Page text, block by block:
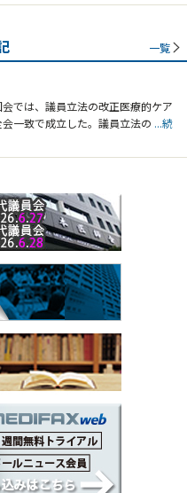
一覧
では、議員立法の改正医療的ケア
一致で成立した。議員立法の ...続